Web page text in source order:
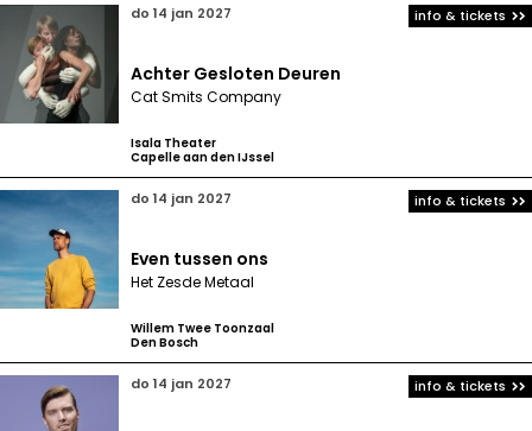
do 14 jan 2027
Achter Gesloten Deuren
Cat Smits Company
Isala Theater
Capelle aan den IJssel
info & tickets
do 14 jan 2027
Even tussen ons
Het Zesde Metaal
Willem Twee Toonzaal
Den Bosch
info & tickets
do 14 jan 2027 info & tickets